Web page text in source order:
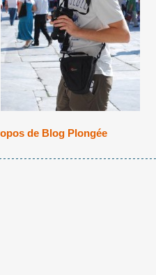
de Blog Plongée